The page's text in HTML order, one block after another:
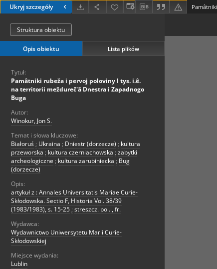
Ukryj szczegóły
Struktura obiektu
Opis obiektu Lista plików
Tytuł:
Pamâtniki rubeža i pervoj poloviny I tys. i.ê.
na territorii meždureč'â Dnestra i Zapadnogo
Buga
Autor:
Winokur, Jon S.
Temat i słowa kluczowe:
Białoruś ; Ukraina ; Dniestr (dorzecze) ; kultura
przeworska ; kultura czerniachowska ; zabytki
archeologiczne ; kultura zarubiniecka ; Bug
(dorzecze)
Opis:
artykuł z : Annales Universitatis Mariae Curie-
Skłodowska. Sectio F, Historia Vol. 38/39
(1983/1983), s. 15-25 ; streszcz. pol. , fr.
Wydawca:
Wydawnictwo Uniwersytetu Marii Curie-
Skłodowskiej
Miejsce wydania:
Lublin